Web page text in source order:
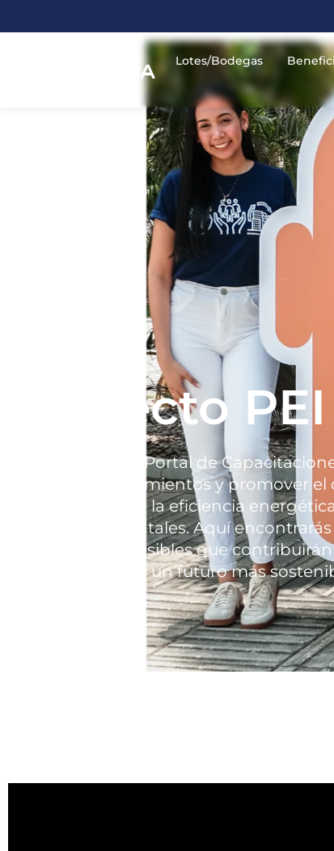
Lotes/Bodegas
Proyecto PEI
Bienvenido(a) al Portal de
fortalecer conocimientos y promover
relacionados con la eficiencia
prácticas ambientales. Aquí
dinámicos y accesibles que
compromiso con un futuro más